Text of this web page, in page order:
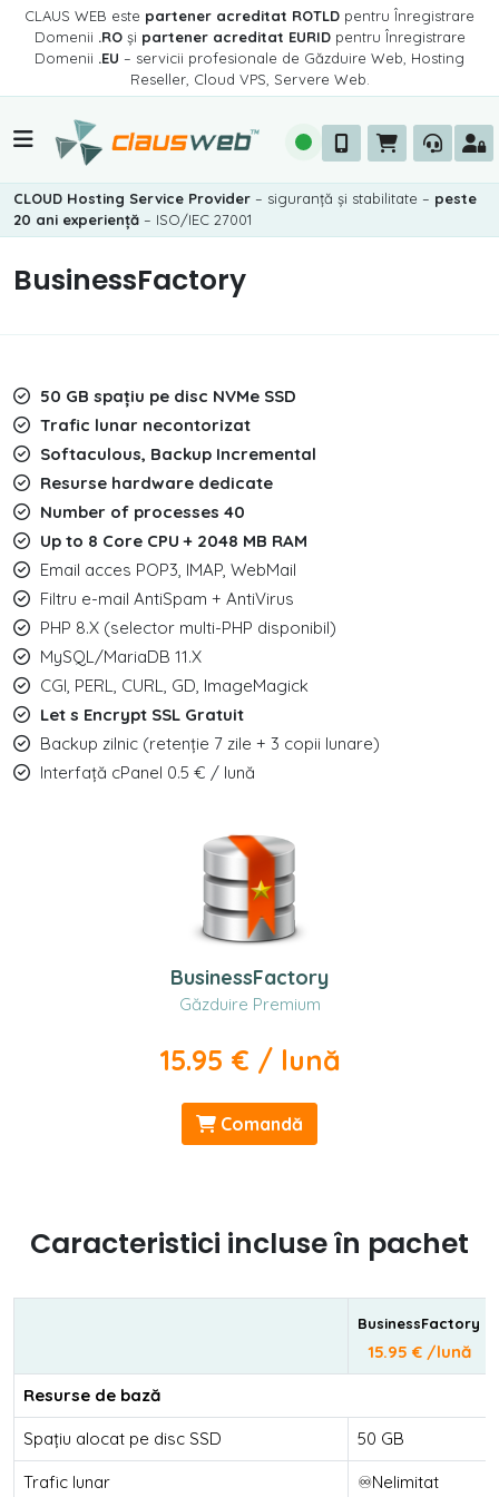
CLAUS WEB este partener acreditat ROTLD pentru Înregistrare
Domenii .ROși partener acreditat EURIDpentru Înregistrare
Domenii .EU – servicii profesionale de Găzduire Web, Hosting
Reseller, Cloud VPS, Servere Web.
CLOUD Hosting Service Provider – siguranță și stabilitate – peste
20 ani experiență – ISO/IEC 27001
BusinessFactory
50 GB spațiu pe disc NVMe SSD
Trafic lunar necontorizat
Softaculous, Backup Incremental
Resurse hardware dedicate
Number of processes 40
Up to 8 Core CPU + 2048 MB RAM
Email acces POP3, IMAP, WebMail
Filtru e-mail AntiSpam + AntiVirus
PHP 8.X (selector multi-PHP disponibil)
MySQL/MariaDB 11.X
CGI, PERL, CURL, GD, ImageMagick
Let s Encrypt SSL Gratuit
Backup zilnic (retenție 7 zile + 3 copii lunare)
Interfață cPanel 0.5 € / lună
BusinessFactory
Găzduire Premium
15.95 € / lună
Comandă
Caracteristici incluse în pachet
BusinessFactory
15.95 € /lună
Resurse de bază
Spațiu alocat pe disc SSD 50 GB
Trafic lunar ♾️Nelimitat